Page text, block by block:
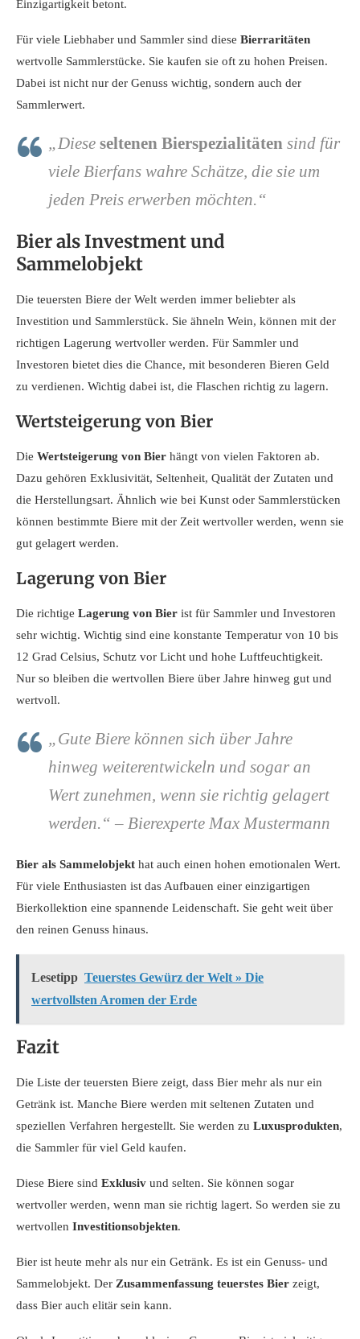
Einzigartigkeit betont.
Für viele Liebhaber und Sammler sind diese Bierraritäten
wertvolle Sammlerstücke. Sie kaufen sie oft zu hohen Preisen.
Dabei ist nicht nur der Genuss wichtig, sondern auch der
Sammlerwert.
„Diese seltenen Bierspezialitäten sind für
viele Bierfans wahre Schätze, die sie um
jeden Preis erwerben möchten.“
Bier als Investment und
Sammelobjekt
Die teuersten Biere der Welt werden immer beliebter als
Investition und Sammlerstück. Sie ähneln Wein, können mit der
richtigen Lagerung wertvoller werden. Für Sammler und
Investoren bietet dies die Chance, mit besonderen Bieren Geld
zu verdienen. Wichtig dabei ist, die Flaschen richtig zu lagern.
Wertsteigerung von Bier
Die Wertsteigerung von Bier hängt von vielen Faktoren ab.
Dazu gehören Exklusivität, Seltenheit, Qualität der Zutaten und
die Herstellungsart. Ähnlich wie bei Kunst oder Sammlerstücken
können bestimmte Biere mit der Zeit wertvoller werden, wenn sie
gut gelagert werden.
Lagerung von Bier
Die richtige Lagerung von Bier ist für Sammler und Investoren
sehr wichtig. Wichtig sind eine konstante Temperatur von 10 bis
12 Grad Celsius, Schutz vor Licht und hohe Luftfeuchtigkeit.
Nur so bleiben die wertvollen Biere über Jahre hinweg gut und
wertvoll.
„Gute Biere können sich über Jahre
hinweg weiterentwickeln und sogar an
Wert zunehmen, wenn sie richtig gelagert
werden.“ – Bierexperte Max Mustermann
Bier als Sammelobjekt hat auch einen hohen emotionalen Wert.
Für viele Enthusiasten ist das Aufbauen einer einzigartigen
Bierkollektion eine spannende Leidenschaft. Sie geht weit über
den reinen Genuss hinaus.
Lesetipp Teuerstes Gewürz der Welt » Die
wertvollsten Aromen der Erde
Fazit
Die Liste der teuersten Biere zeigt, dass Bier mehr als nur ein
Getränk ist. Manche Biere werden mit seltenen Zutaten und
speziellen Verfahren hergestellt. Sie werden zu Luxusprodukten,
die Sammler für viel Geld kaufen.
Diese Biere sind Exklusiv und selten. Sie können sogar
wertvoller werden, wenn man sie richtig lagert. So werden sie zu
wertvollen Investitionsobjekten.
Bier ist heute mehr als nur ein Getränk. Es ist ein Genuss- und
Sammelobjekt. Der Zusammenfassung teuerstes Bier zeigt,
dass Bier auch elitär sein kann.